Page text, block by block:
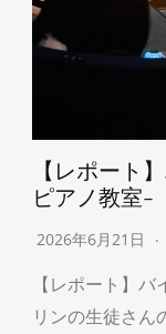
【レポート
ピアノ教室-
2026年6月21日
【レポート】
リンの生徒さん